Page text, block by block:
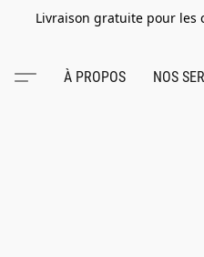
Livraison gratuite pour les
À PROPOS NOS